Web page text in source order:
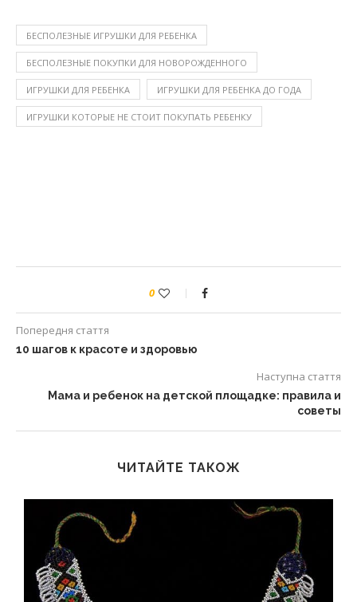
БЕСПОЛЕЗНЫЕ ИГРУШКИ ДЛЯ РЕБЕНКА
БЕСПОЛЕЗНЫЕ ПОКУПКИ ДЛЯ НОВОРОЖДЕННОГО
ИГРУШКИ ДЛЯ РЕБЕНКА ИГРУШКИ ДЛЯ РЕБЕНКА ДО ГОДА
ИГРУШКИ КОТОРЫЕ НЕ СТОИТ ПОКУПАТЬ РЕБЕНКУ
0
Попередня стаття
10 шагов к красоте и здоровью
Наступна стаття
Мама и ребенок на детской площадке: правила и
советы
ЧИТАЙТЕ ТАКОЖ